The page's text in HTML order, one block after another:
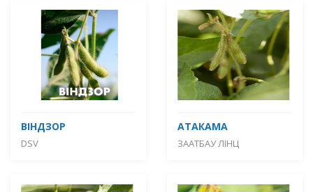
ВІНДЗОР
DSV
АТАКАМА
ЗААТБАУ ЛІНЦ